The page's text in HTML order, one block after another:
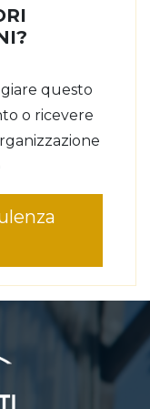
questo
o ricevere